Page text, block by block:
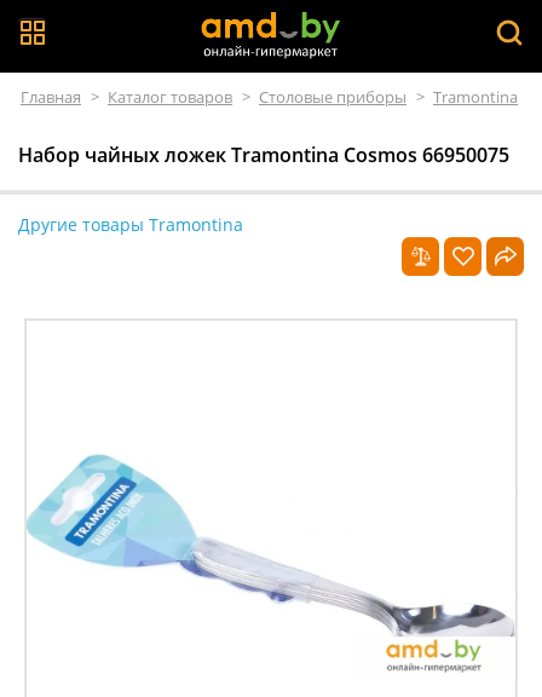
Главная > Каталог товаров > Столовые приборы > Tramontina
Набор чайных ложек Tramontina Cosmos 66950075
Другие товары Tramontina